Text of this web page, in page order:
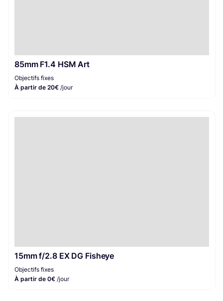
85mm F1.4 HSM Art
Objectifs fixes
À partir de 20€ /jour
15mm f/2.8 EX DG Fisheye
Objectifs fixes
À partir de 0€ /jour